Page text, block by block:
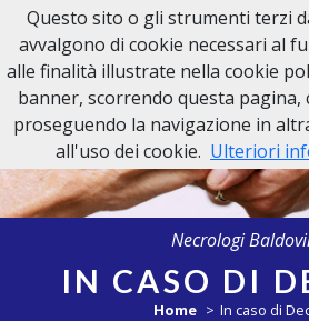
Necrologi Baldovino
Necrologi
IN CASO DI
Home In caso di
Questo sito o gli strumenti terzi
avvalgono di cookie necessari al
alle finalità illustrate nella cookie
banner, scorrendo questa pagina,
proseguendo la navigazione in
all'uso dei cookie. Ulteriori